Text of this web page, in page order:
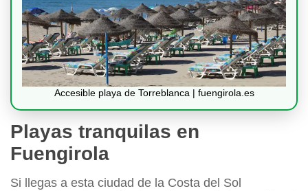
Accesible playa de Torreblanca | fuengirola.es
Playas tranquilas en
Fuengirola
Si llegas a esta ciudad de la Costa del Sol